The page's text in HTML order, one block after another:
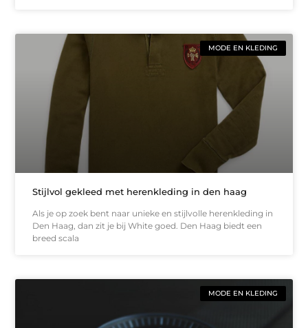
MODE EN KLEDING
Stijlvol gekleed met herenkleding in den haag
Als je op zoek bent naar unieke en stijlvolle herenkleding in
Den Haag, dan zit je bij White goed. Den Haag biedt een
breed scala
MODE EN KLEDING